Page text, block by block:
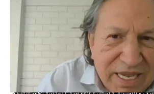
La presidenta Keiko Fujimori informó que la solicitud de indulto presentada por el expresidente Alejandro Toledo será evaluada por la Comisión de Gracias